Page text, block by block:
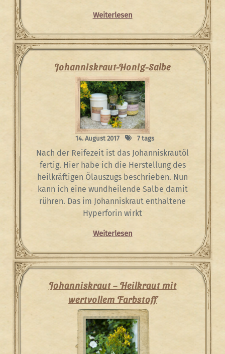
Weiterlesen
Johanniskraut-Honig-Salbe
14. August 2017 7 tags
Nach der Reifezeit ist das Johanniskrautöl
fertig. Hier habe ich die Herstellung des
heilkräftigen Ölauszugs beschrieben. Nun
kann ich eine wundheilende Salbe damit
rühren. Das im Johanniskraut enthaltene
Hyperforin wirkt
Weiterlesen
Johanniskraut – Heilkraut mit
wertvollem Farbstoff